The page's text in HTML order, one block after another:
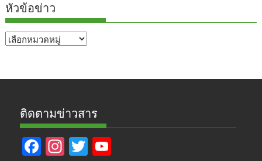
หัวข้อข่าว
หัวข้อ
ติดตามข่าวสาร
F In T